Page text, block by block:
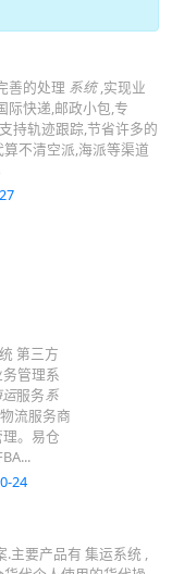
善的处理 系统,实现业
际快递,邮政小包,专
持轨迹跟踪,节省许多的
不清空派,海派等渠道
第三方
管理系
服务系
流服务商
。易仓
24
.主要产品有 集运系统 ,